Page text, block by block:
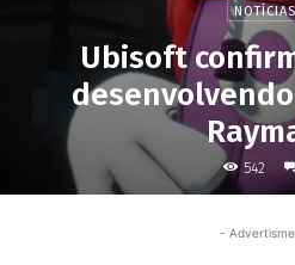
NOTÍCIAS
Ubisoft
542
-